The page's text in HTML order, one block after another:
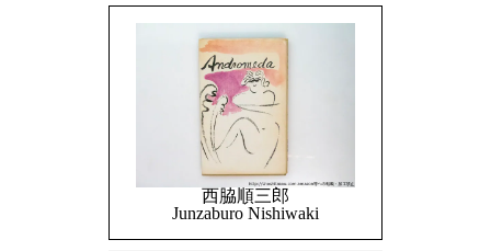
西脇順三郎
Junzaburo Nishiwaki